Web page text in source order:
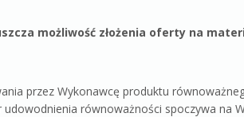
możliwość złożenia oferty na
przez Wykonawcę produktu
równoważności spoczywa na